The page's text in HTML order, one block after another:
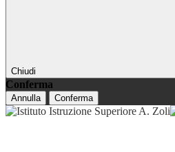
Chiudi
Conferma
Annulla Conferma